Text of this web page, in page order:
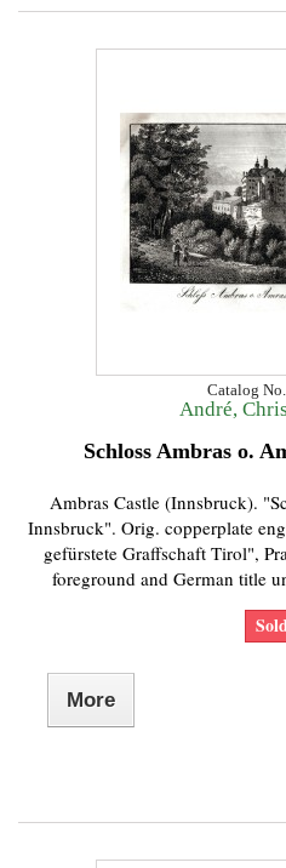
Catalog
André,
Schloss Ambras o.
Ambras Castle (Innsbruck).
Innsbruck". Orig. copperplate
gefürstete Graffschaft Tirol",
foreground and German title
More